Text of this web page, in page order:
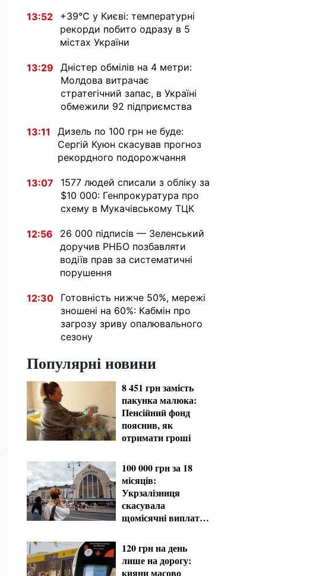
13:52
+39°C у Києві: температурні
рекорди побито одразу в 5
містах України
13:29
Дністер обмілів на 4 метри:
Молдова витрачає
стратегічний запас, в Україні
обмежили 92 підприємства
13:11
Дизель по 100 грн не буде:
Сергій Куюн скасував прогноз
рекордного подорожчання
13:07
1577 людей списали з обліку за
$10 000: Генпрокуратура про
схему в Мукачівському ТЦК
12:56
26 000 підписів — Зеленський
доручив РНБО позбавляти
водіїв прав за систематичні
порушення
12:30
Готовність нижче 50%, мережі
зношені на 60%: Кабмін про
загрозу зриву опалювального
сезону
Популярні новини
8 451 грн замість
пакунка малюка:
Пенсійний фонд
пояснив, як
отримати гроші
100 000 грн за 18
місяців:
Укрзалізниця
скасувала
щомісячні виплати
120 грн на день
лише на дорогу:
кияни масово